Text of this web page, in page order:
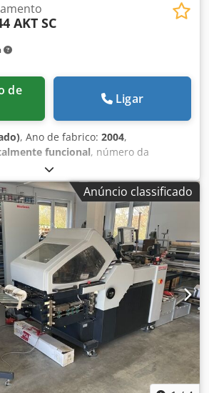
AKT SC
Ligar
, Ano de fabrico: 2004,
funcional, número da
, 4 bolsas 1 lâmina 1 bolsa lateral
Visor Controlo de duplo arco –
das lâminas LimpoAnúncio classificado